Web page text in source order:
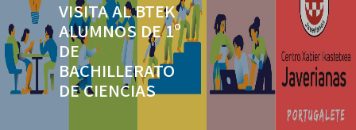
VISITA AL BTEK
ALUMNOS DE 1º
DE
BACHILLERATO
DE CIENCIAS